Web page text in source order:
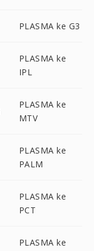
PLASMA ke G3
PLASMA ke
IPL
PLASMA ke
MTV
PLASMA ke
PALM
PLASMA ke
PCT
PLASMA ke